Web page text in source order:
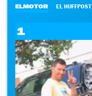
ELMOTOR EL HUFFPOST
1